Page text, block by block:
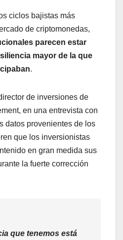
ciclos bajistas más
de criptomonedas,
parecen estar
mayor de la que
.
de inversiones de
en una entrevista con
datos provenientes de los
que los inversionistas
en gran medida sus
la fuerte corrección
que tenemos está